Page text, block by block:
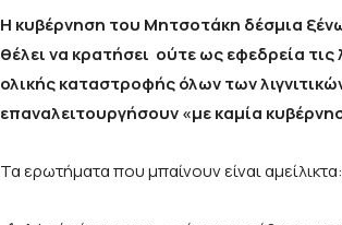
Η κυβέρνηση του Μητσοτάκη δέσμια
θέλει να κρατήσει ούτε ως εφεδρεία τις
ολικής καταστροφής όλων των
επαναλειτουργήσουν «με καμία
Τα ερωτήματα που μπαίνουν είναι αμείλικτα: